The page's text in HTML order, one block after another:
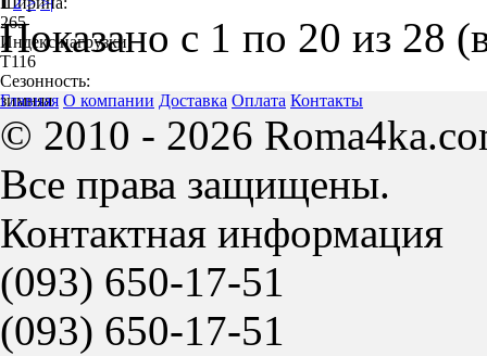
265
Индекс нагрузки:
T116
Сезонность:
зимняя
Показано с 1 по 20 из 28
Главная О компании Доставка Оплата Контакты
© 2010 - 2026
Все права защищены.
Контактная информация
(093) 650-17-51
(093) 650-17-51